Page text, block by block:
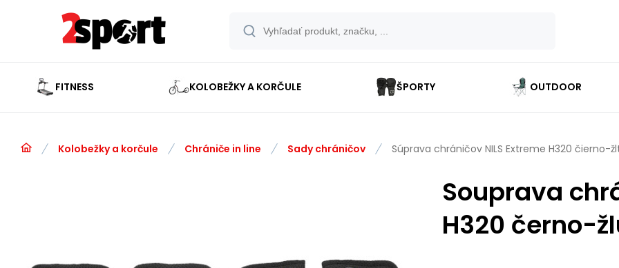
FITNESS KOLOBEŽKY A KORČULE ŠPORTY OUTDOOR
Kolobežky a korčule Chrániče in line Sady chráničov Súprava chráničov NILS Extreme H320 čierno-
Souprava
H320 černo-